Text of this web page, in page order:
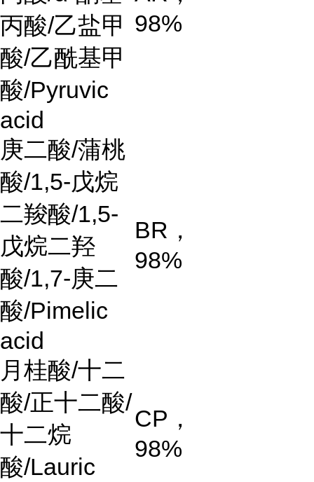
丙酸/乙盐甲
酸/乙酰基甲
酸/Pyruvic
acid
98%
庚二酸/蒲桃
酸/1,5-戊烷
二羧酸/1,5-
戊烷二羟
酸/1,7-庚二
酸/Pimelic
acid
BR ，
98%
月桂酸/十二
酸/正十二酸/
十二烷
酸/Lauric
CP ，
98%